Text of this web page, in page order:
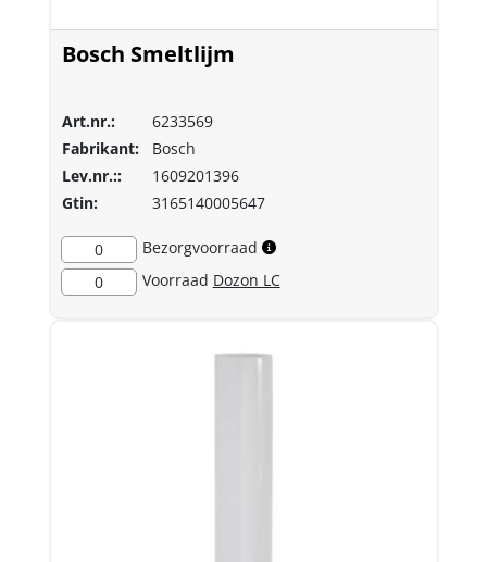
Bosch Smeltlijm
Art.nr.:
6233569
Fabrikant:
Bosch
Lev.nr.::
1609201396
Gtin:
3165140005647
0
Bezorgvoorraad
0
Voorraad Dozon LC